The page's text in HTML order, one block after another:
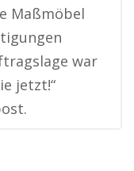
Maßmöbel
war
jetzt!“